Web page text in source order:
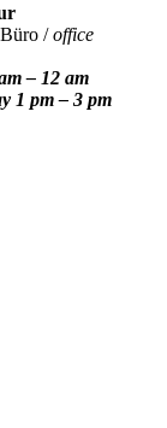
Büro /office
– 12 am
1 pm – 3 pm